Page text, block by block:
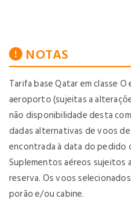
NOTAS
Tarifa base Qatar em classe O
aeroporto (sujeitas a
não disponibilidade desta
dadas alternativas de voos
encontrada à data do pedido
Suplementos aéreos sujeitos
reserva. Os voos
porão e/ou cabine.